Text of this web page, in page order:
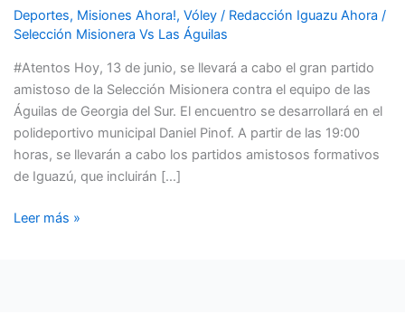
Deportes, Misiones Ahora!, Vóley/ Redacción Iguazu Ahora /
Selección Misionera Vs Las Águilas
#Atentos Hoy, 13 de junio, se llevará a cabo el gran partido
amistoso de la Selección Misionera contra el equipo de las
Águilas de Georgia del Sur. El encuentro se desarrollará en el
polideportivo municipal Daniel Pinof. A partir de las 19:00
horas, se llevarán a cabo los partidos amistosos formativos
de Iguazú, que incluirán […]
EQUIPO
«LAS
DE
GEORGIA
DEL
SUR
Leer más »